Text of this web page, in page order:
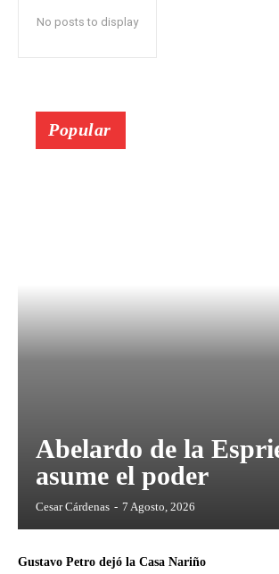
No posts to display
Popular
Abelardo de la
asume el poder
Cesar Cárdenas - 7 Agosto, 2026
Gustavo Petro dejó la Casa Nariño